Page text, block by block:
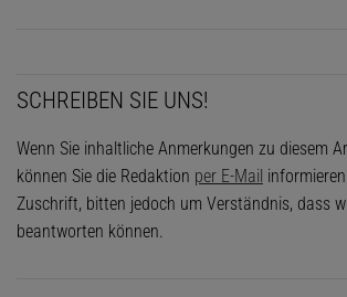
SCHREIBEN SIE UNS!
Wenn Sie inhaltliche Anmerkungen zu diesem
können Sie die Redaktion per E-Mail
Zuschrift, bitten jedoch um Verständnis, dass
beantworten können.